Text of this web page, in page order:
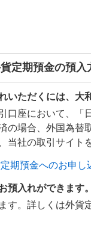
定期預金の預
いただくには、大
口座において、「
の場合、外国為替
当社の取引サイト
期預金へのお申し
預入れができます。
す。詳しくは外貨